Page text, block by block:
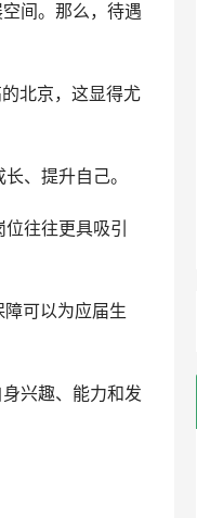
间。那么，待遇
北京，这显得尤
、提升自己。
往往更具吸引
可以为应届生
兴趣、能力和发